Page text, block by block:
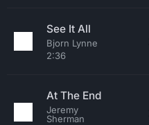
See It All
Bjorn Lynne
2:36
At The End
Jeremy
Sherman